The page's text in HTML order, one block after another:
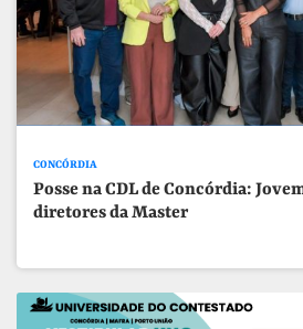
CONCÓRDIA
Posse na CDL de Concórdia: Jovem, Mulher e novos
diretores da Master